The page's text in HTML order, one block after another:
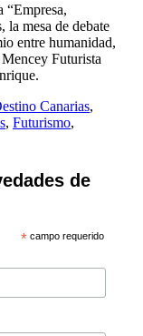
“Empresa,
la mesa de debate
entre humanidad,
Futurista
Canarias,
, Futurismo,
de
*campo requerido